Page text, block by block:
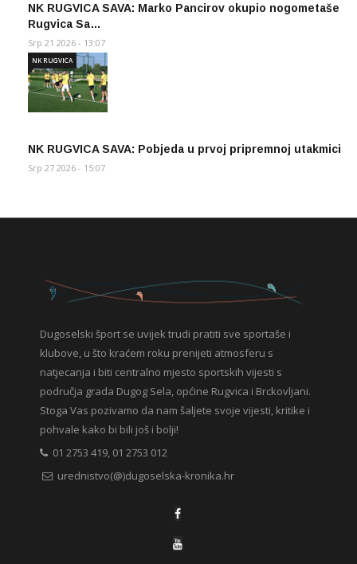
NK RUGVICA SAVA: Marko Pancirov okupio nogometaše
Rugvica Sa…
Srp 21 2026 - 13:07
NK RUGVICA SAVA: Pobjeda u prvoj pripremnoj utakmici
NK RUGVICA
Srp 27 2026 - 15:07
Dugoselski šport se uvijek trudi pratiti sve sportaše i
klubove, u što kraćem roku prenijeti atmosferu s
natjecanja i biti centralno mjesto sportskih vijesti s
područja grada Dugog Sela, općine Rugvica i Brckovljani.
Stoga Vas pozivamo da nam šaljete svoje vijesti, kritike i
pohvale kako bi bili još i bolji!
01 2753 419, 01 2753 012
urednistvo(@)dugoselska-kronika.hr